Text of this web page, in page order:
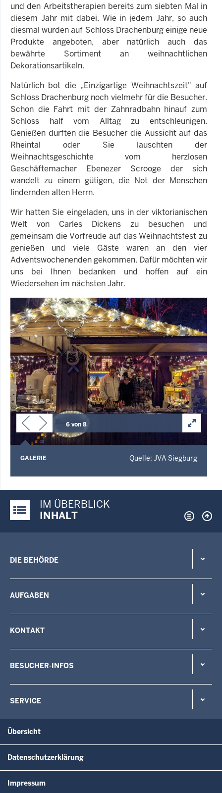
und den Arbeitstherapien bereits zum siebten Mal in
diesem Jahr mit dabei. Wie in jedem Jahr, so auch
diesmal wurden auf Schloss Drachenburg einige neue
Produkte angeboten, aber natürlich auch das
bewährte Sortiment an weihnachtlichen
Dekorationsartikeln.
Natürlich bot die „Einzigartige Weihnachtszeit" auf
Schloss Drachenburg noch vielmehr für die Besucher.
Schon die Fahrt mit der Zahnradbahn hinauf zum
Schloss half vom Alltag zu entschleunigen.
Genießen durften die Besucher die Aussicht auf das
Rheintal oder Sie lauschten der
Weihnachtsgeschichte vom herzlosen
Geschäftemacher Ebenezer Scrooge der sich
wandelt zu einem gütigen, die Not der Menschen
lindernden alten Herrn.
Wir hatten Sie eingeladen, uns in der viktorianischen
Welt von Carles Dickens zu besuchen und
gemeinsam die Vorfreude auf das Weihnachtsfest zu
genießen und viele Gäste waren an den vier
Adventswochenenden gekommen. Dafür möchten wir
uns bei Ihnen bedanken und hoffen auf ein
Wiedersehen im nächsten Jahr.
6 von 8
Quelle: JVA Siegburg
GALERIE
Justiz-Portal im Überblick:
IM ÜBERBLICK
INHALT
DIE BEHÖRDE
AUFGABEN
KONTAKT
BESUCHER-INFOS
SERVICE
Übersicht
Datenschutzerklärung
Impressum